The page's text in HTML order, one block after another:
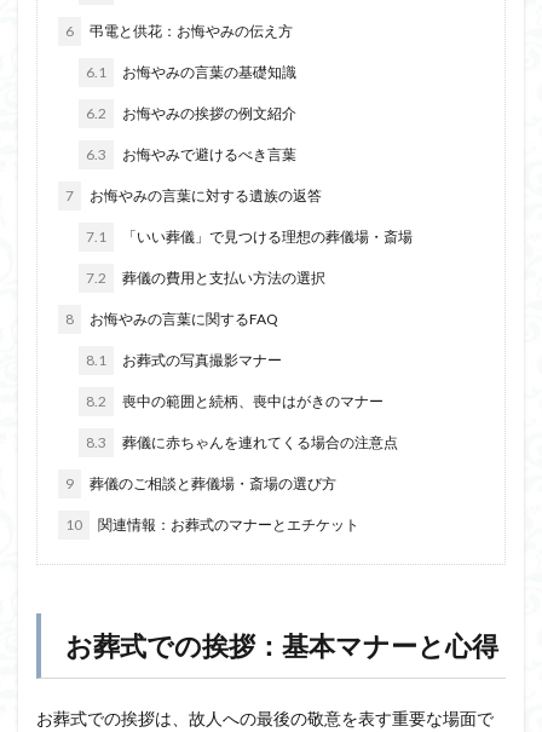
6 弔電と供花：お悔やみの伝え方
6.1 お悔やみの言葉の基礎知識
6.2 お悔やみの挨拶の例文紹介
6.3 お悔やみで避けるべき言葉
7 お悔やみの言葉に対する遺族の返答
7.1 「いい葬儀」で見つける理想の葬儀場・斎場
7.2 葬儀の費用と支払い方法の選択
8 お悔やみの言葉に関するFAQ
8.1 お葬式の写真撮影マナー
8.2 喪中の範囲と続柄、喪中はがきのマナー
8.3 葬儀に赤ちゃんを連れてくる場合の注意点
9 葬儀のご相談と葬儀場・斎場の選び方
10 関連情報：お葬式のマナーとエチケット
お葬式での挨拶：基本マナーと心得
お葬式での挨拶は、故人への最後の敬意を表す重要な場面で